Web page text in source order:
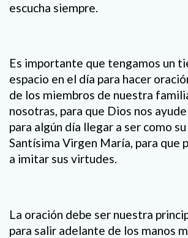
escucha siempre.
Es importante que tengamos un
espacio en el día para hacer
de los miembros de nuestra
nosotras, para que Dios nos
para algún día llegar a ser como
Santísima Virgen María, para que
a imitar sus virtudes.
La oración debe ser nuestra
para salir adelante de los manos